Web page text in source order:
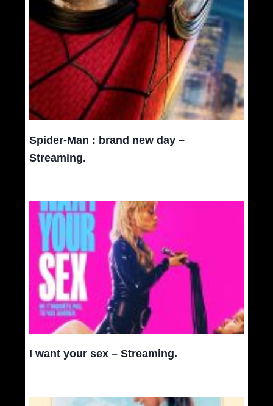
Spider-Man : brand new day –
Streaming.
I want your sex – Streaming.